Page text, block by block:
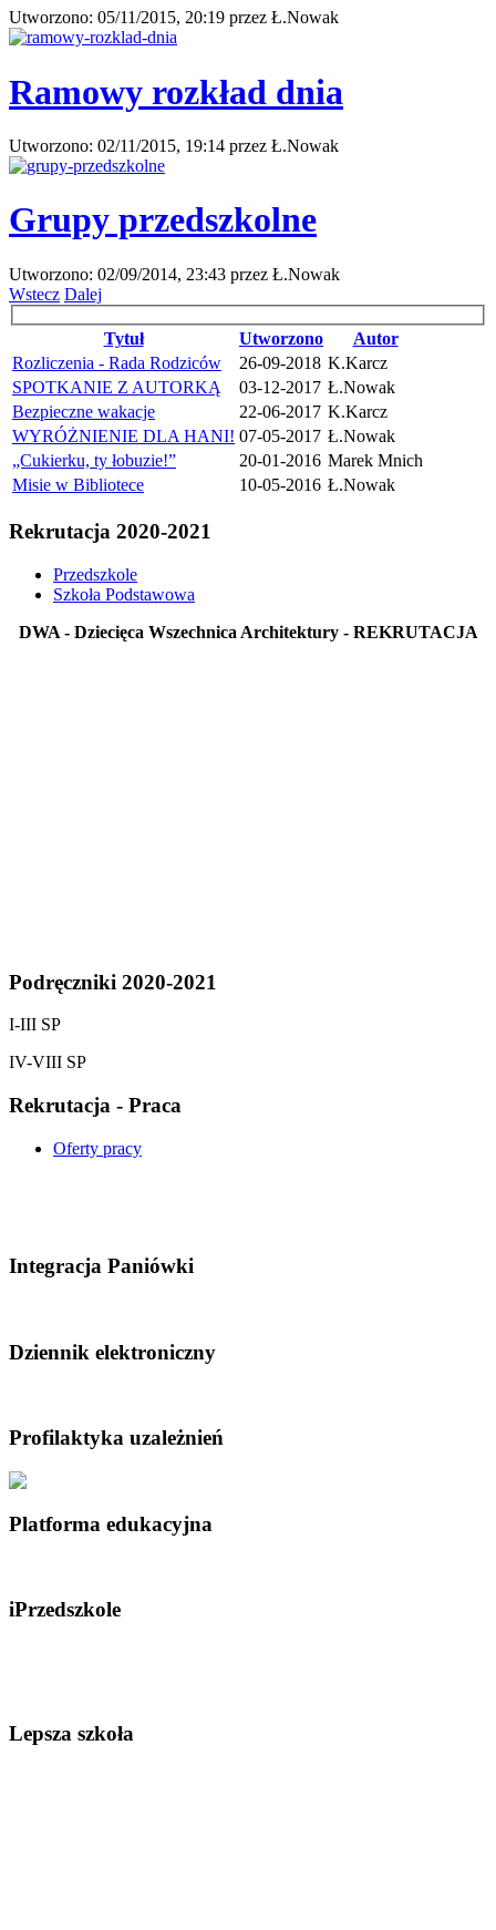
Utworzono: 05/11/2015, 20:19 przez Ł.Nowak
Ramowy rozkład dnia
Utworzono: 02/11/2015, 19:14 przez Ł.Nowak
Grupy przedszkolne
Utworzono: 02/09/2014, 23:43 przez Ł.Nowak
Wstecz Dalej
Tytuł Utworzono
Autor
Rozliczenia - Rada Rodziców
26-09-2018 K.Karcz
SPOTKANIE Z AUTORKĄ
03-12-2017 Ł.Nowak
Bezpieczne wakacje
22-06-2017 K.Karcz
WYRÓŻNIENIE DLA HANI! 07-05-2017 Ł.Nowak
„Cukierku, ty łobuzie!”
20-01-2016 Marek Mnich
Misie w Bibliotece
10-05-2016 Ł.Nowak
Rekrutacja 2020-2021
Przedszkole
Szkoła Podstawowa
DWA - Dziecięca Wszechnica Architektury - REKRUTACJA
Podręczniki 2020-2021
I-III SP
IV-VIII SP
Rekrutacja - Praca
Oferty pracy
Integracja Paniówki
Dziennik elektroniczny
Profilaktyka uzależnień
Platforma edukacyjna
iPrzedszkole
Lepsza szkoła